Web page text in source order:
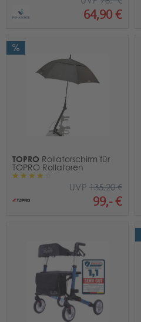
64,90 €
TOPRO Rollatorschirm für
TOPRO Rollatoren
99,- €
UVP 135,20 €